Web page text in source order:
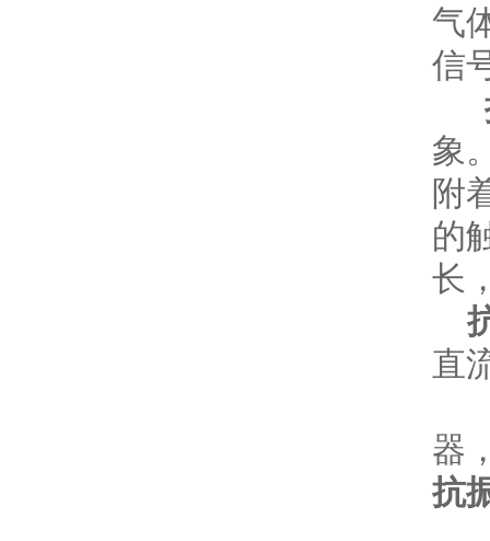
气
信
象
附
的
长
直
器
抗